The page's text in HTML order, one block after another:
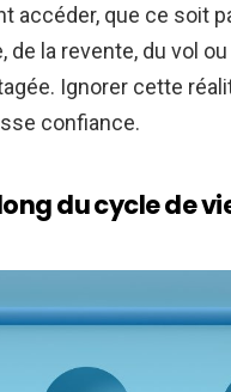
accéder, que ce soit
de la revente, du vol
Ignorer cette
confiance.
du cycle de